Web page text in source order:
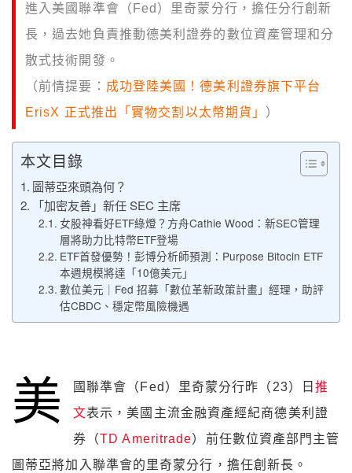
進入美國聯準會（Fed）里奇蒙分行，擔任分行創新
長，過去她負責推動德美利證券的數位資產管理和分
散式技術開發。
（前情提要： 成功登陸美國！德美利證券旗下平台
ErisX 正式推出「實物交割以太幣期貨」 ）
本文目錄
圖蒂亞來頭為何？
「加密友善」新任 SEC 主席
女股神看好ETF綠燈？方舟Cathie Wood：新SEC管理
層將助力比特幣ETF登場
ETF首發優勢！彭博分析師預測：Purpose Bitocin ETF
本週規模將達「10億美元」
數位美元｜Fed 招募「數位革新政策計畫」經理，助評
估CBDC、穩定幣風險機遇
美 國聯準會（Fed）里奇蒙分行昨（23）日 推
文表示，美國主流金融資產經紀商德美利證
券（TD Ameritrade）前任數位資產部門主管
圖蒂亞將加入聯準會的里奇蒙分行，擔任創新長。